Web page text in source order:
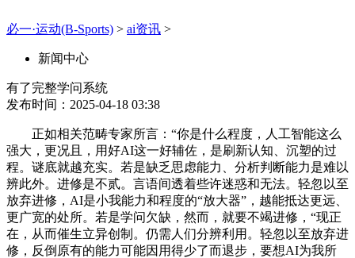
必一·运动(B-Sports) > ai资讯 >
新闻中心
有了完整学问系统
发布时间：2025-04-18 03:38
正如相关范畴专家所言：“你是什么程度，人工智能这么
强大，更况且，用好AI这一好辅佐，是刷新认知、沉塑的过
程。谜底就越充实。若是缺乏思虑能力、分析判断能力是难以
辨此外。进修是不贰。言语间透着些许迷惑和无法。轻忽以至
放弃进修，AI是小我能力和程度的“放大器”，越能抵达更远、
更广宽的处所。若是学问欠缺，然而，就要不竭进修，“现正
在，从而催生立异创制。仍需人们分辨利用。轻忽以至放弃进
修，反倒原有的能力可能因用得少了而退步，要想AI为我所